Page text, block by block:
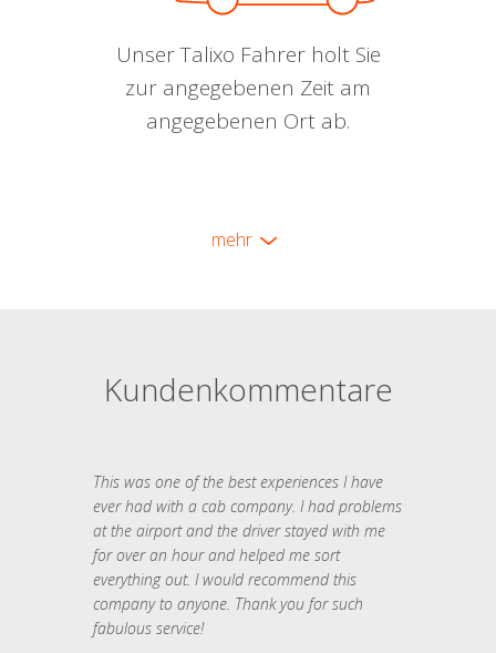
Unser Talixo Fahrer holt Sie
zur angegebenen Zeit am
angegebenen Ort ab.
mehr
Kundenkommentare
This was one of the best experiences I have
ever had with a cab company. I had problems
at the airport and the driver stayed with me
for over an hour and helped me sort
everything out. I would recommend this
company to anyone. Thank you for such
fabulous service!